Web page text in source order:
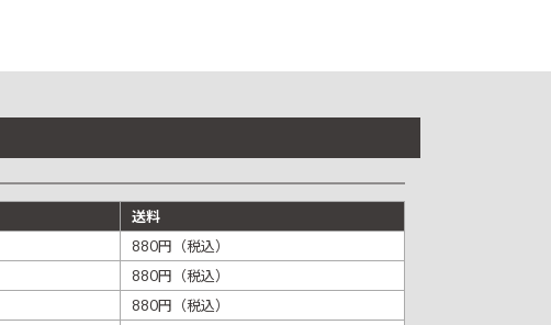
送料
880円（税込）
880円（税込）
880円（税込）